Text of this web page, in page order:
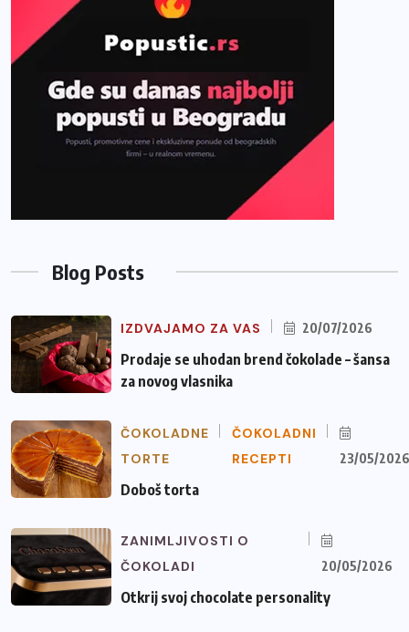
Blog Posts
IZDVAJAMO ZA VAS 20/07/2026
Prodaje se uhodan brend čokolade – šansa
za novog vlasnika
ČOKOLADNE
TORTE
ČOKOLADNI
RECEPTI
23/05/2026
Doboš torta
ZANIMLJIVOSTI O
ČOKOLADI
20/05/2026
Otkrij svoj chocolate personality